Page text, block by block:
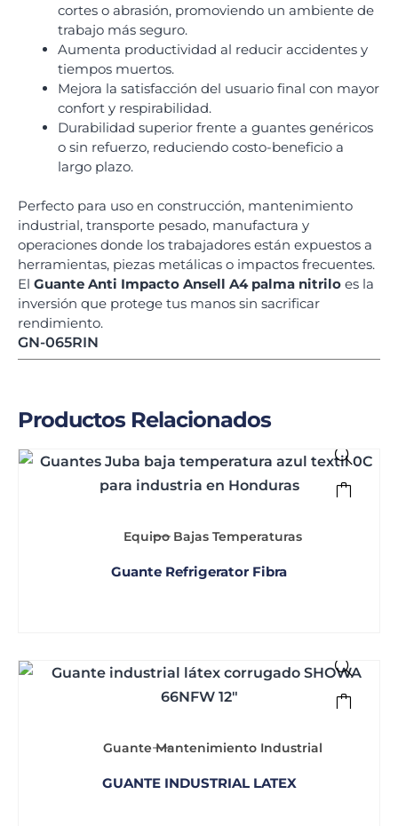
cortes o abrasión, promoviendo un ambiente de
trabajo más seguro.
Aumenta productividad al reducir accidentes y
tiempos muertos.
Mejora la satisfacción del usuario final con mayor
confort y respirabilidad.
Durabilidad superior frente a guantes genéricos
o sin refuerzo, reduciendo costo-beneficio a
largo plazo.
Perfecto para uso en construcción, mantenimiento
industrial, transporte pesado, manufactura y
operaciones donde los trabajadores están expuestos a
herramientas, piezas metálicas o impactos frecuentes.
El Guante Anti Impacto Ansell A4 palma nitrilo es la
inversión que protege tus manos sin sacrificar
rendimiento.
GN-065RIN
Productos Relacionados
Equipo Bajas Temperaturas
Guante Refrigerator Fibra
Guante Mantenimiento Industrial
GUANTE INDUSTRIAL LATEX